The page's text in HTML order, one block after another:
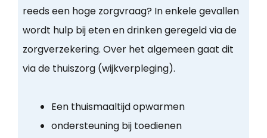
reeds een hoge zorgvraag? In enkele gevallen
wordt hulp bij eten en drinken geregeld via de
zorgverzekering. Over het algemeen gaat dit
via de thuiszorg (wijkverpleging).
Een thuismaaltijd opwarmen
ondersteuning bij toedienen